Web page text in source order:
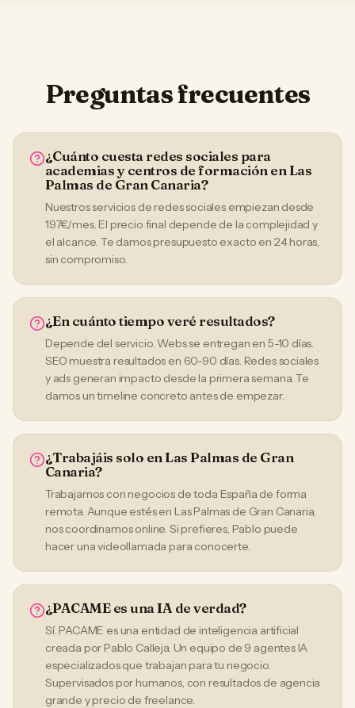
Preguntas frecuentes
¿Cuánto cuesta redes sociales para
academias y centros de formación en Las
Palmas de Gran Canaria?
Nuestros servicios de redes sociales empiezan desde
197€/mes. El precio final depende de la complejidad y
el alcance. Te damos presupuesto exacto en 24 horas,
sin compromiso.
¿En cuánto tiempo veré resultados?
Depende del servicio. Webs se entregan en 5-10 días.
SEO muestra resultados en 60-90 días. Redes sociales
y ads generan impacto desde la primera semana. Te
damos un timeline concreto antes de empezar.
¿Trabajáis solo en Las Palmas de Gran
Canaria?
Trabajamos con negocios de toda España de forma
remota. Aunque estés en Las Palmas de Gran Canaria,
nos coordinamos online. Si prefieres, Pablo puede
hacer una videollamada para conocerte.
¿PACAME es una IA de verdad?
Sí. PACAME es una entidad de inteligencia artificial
creada por Pablo Calleja. Un equipo de 9 agentes IA
especializados que trabajan para tu negocio.
Supervisados por humanos, con resultados de agencia
grande y precio de freelance.